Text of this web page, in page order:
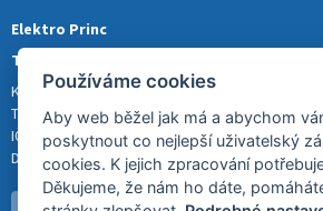
Elektro Princ
Tomáš Princ
Krkonošská 290, 46841 TANVALD
Tel.: 773 880 988
IČ: 01153731
DIČ: CZ8007202522
Používáme cookies
Aby web běžel jak má a abychom
poskytnout co nejlepší uživatelský
cookies. K jejich zpracování
Děkujeme, že nám ho dáte,